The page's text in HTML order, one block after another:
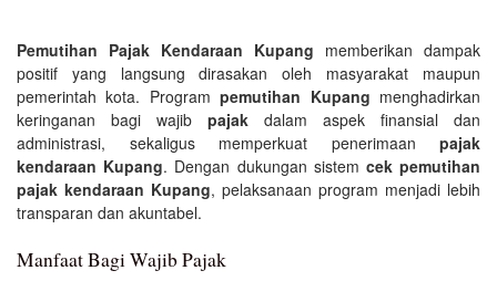
Pemutihan Pajak Kendaraan Kupang memberikan dampak
positif yang langsung dirasakan oleh masyarakat maupun
pemerintah kota. Programpemutihan Kupang menghadirkan
keringanan bagi wajib pajak dalam aspek finansial dan
administrasi, sekaligus memperkuat penerimaan pajak
kendaraan Kupang. Dengan dukungan sistem cek pemutihan
pajak kendaraan Kupang, pelaksanaan program menjadi lebih
transparan dan akuntabel.
Manfaat Bagi Wajib Pajak